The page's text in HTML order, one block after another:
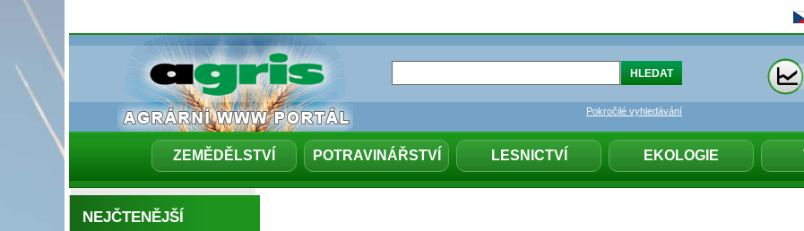
ZEMĚDĚLSTVÍ POTRAVINÁŘSTVÍ LESNICTVÍ EKOLOGIE
Pokročilé vyhledávání
NEJČTENĚJŠÍ